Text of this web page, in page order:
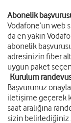
Abonelik
Vodafone’un web
da en yakın
abonelik
adresinizin fiber
uygun paket
Kurulum
Başvurunuz
iletişime geçerek
saat aralığına
sizin belirlediğiniz